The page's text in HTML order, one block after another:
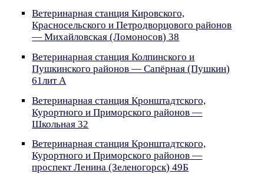
Ветеринарная станция Кировского,
Красносельского и Петродворцового районов
— Михайловская (Ломоносов) 38
Ветеринарная станция Колпинского и
Пушкинского районов — Сапёрная (Пушкин)
61лит А
Ветеринарная станция Кронштадтского,
Курортного и Приморского районов —
Школьная 32
Ветеринарная станция Кронштадтского,
Курортного и Приморского районов —
проспект Ленина (Зеленогорск) 49Б